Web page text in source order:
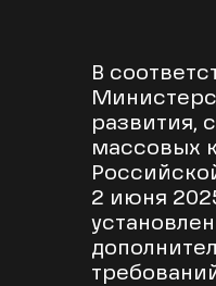
В
развития,
массовых
2 июня